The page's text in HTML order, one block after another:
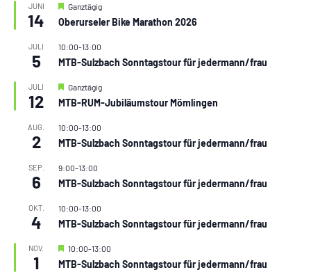
JUNI
14
Hervorgehoben
Ganztägig
Oberurseler Bike Marathon 2026
JULI
5
10:00-13:00
MTB-Sulzbach Sonntagstour für jedermann/frau
JULI
12
Hervorgehoben
Ganztägig
MTB-RUM-Jubiläumstour Mömlingen
AUG.
2
10:00-13:00
MTB-Sulzbach Sonntagstour für jedermann/frau
SEP.
6
9:00-13:00
MTB-Sulzbach Sonntagstour für jedermann/frau
OKT.
4
10:00-13:00
MTB-Sulzbach Sonntagstour für jedermann/frau
NOV.
1
Hervorgehoben
10:00-13:00
MTB-Sulzbach Sonntagstour für jedermann/frau